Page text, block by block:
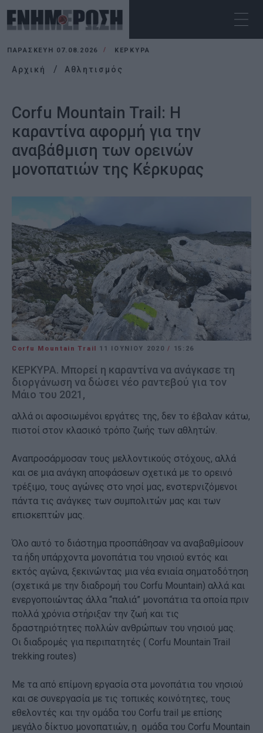
ΠΑΡΑΣΚΕΥΉ 07.08.2026 ΚΕΡΚΥΡΑ
Αρχική Αθλητισμός
Corfu Mountain Trail: Η
καραντίνα αφορμή για την
αναβάθμιση των ορεινών
μονοπατιών της Κέρκυρας
Corfu Mountain Trail 11 ΙΟΥΝΊΟΥ 2020/ 15:26
ΚΕΡΚΥΡΑ. Μπορεί η καραντίνα να ανάγκασε τη
διοργάνωση να δώσει νέο ραντεβού για τον
Μάιο του 2021,
αλλά οι αφοσιωμένοι εργάτες της, δεν το έβαλαν κάτω,
πιστοί στον κλασικό τρόπο ζωής των αθλητών.
Αναπροσάρμοσαν τους μελλοντικούς στόχους, αλλά
και σε μια ανάγκη αποφάσεων σχετικά με το ορεινό
τρέξιμο, τους αγώνες στο νησί μας, ενστερνιζόμενοι
πάντα τις ανάγκες των συμπολιτών μας και των
επισκεπτών μας.
Όλο αυτό το διάστημα προσπάθησαν να αναβαθμίσουν
τα ήδη υπάρχοντα μονοπάτια του νησιού εντός και
εκτός αγώνα, ξεκινώντας μια νέα ενιαία σηματοδότηση
(σχετικά με την διαδρομή του Corfu Mountain) αλλά και
ενεργοποιώντας άλλα “παλιά” μονοπάτια τα οποία πριν
πολλά χρόνια στήριξαν την ζωή και τις
δραστηριότητες πολλών ανθρώπων του νησιού μας.
Οι διαδρομές για περιπατητές ( Corfu Mountain Trail
trekking routes)
Με τα από επίμονη εργασία στα μονοπάτια του νησιού
και σε συνεργασία με τις τοπικές κοινότητες, τους
εθελοντές και την ομάδα του Corfu trail με επίσης
μεγάλο δίκτυο μονοπατιών, η ομάδα του Corfu Mountain